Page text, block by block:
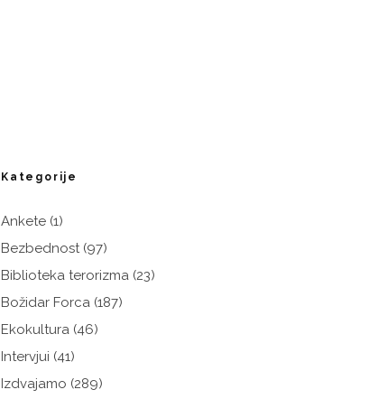
Kategorije
Ankete (1)
Bezbednost(97)
Biblioteka terorizma (23)
Božidar Forca (187)
Ekokultura (46)
Intervjui (41)
Izdvajamo (289)